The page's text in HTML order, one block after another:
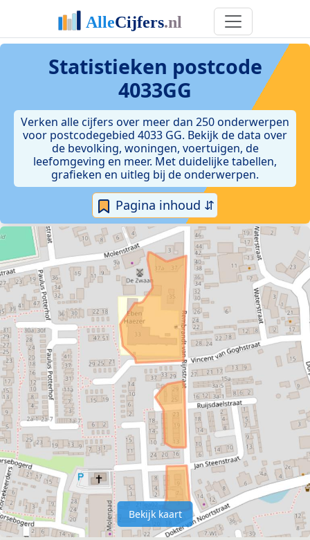
Statistieken postcode
4033GG
Verken alle cijfers over meer dan 250 onderwerpen
voor postcodegebied 4033 GG. Bekijk de data over
de bevolking, woningen, voertuigen, de
leefomgeving en meer. Met duidelijke tabellen,
grafieken en uitleg bij de onderwerpen.
Pagina inhoud ⇵
Bekijk kaart